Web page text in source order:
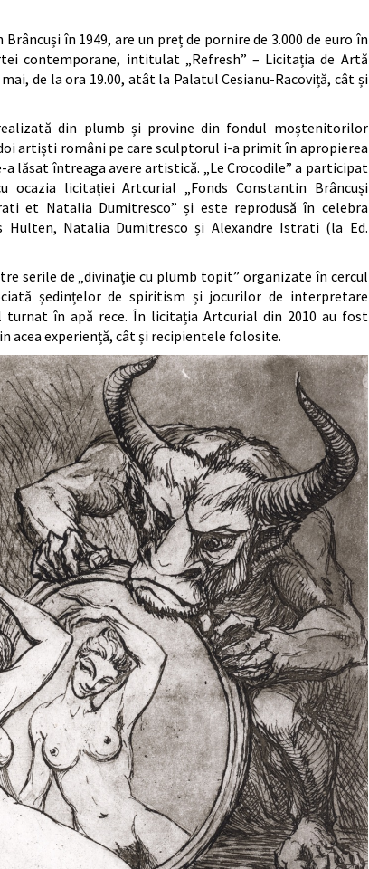
în 1949, are un preț de pornire de 3.000 de euro în
contemporane, intitulat „Refresh” – Licitația de Artă
de la ora 19.00, atât la Palatul Cesianu-Racoviță, cât și
din plumb și provine din fondul moștenitorilor
artiști români pe care sculptorul i-a primit în apropierea
lăsat întreaga avere artistică. „Le Crocodile” a participat
licitației Artcurial „Fonds Constantin Brâncuși
et Natalia Dumitresco” și este reprodusă în celebra
Hulten, Natalia Dumitresco și Alexandre Istrati (la Ed.
serile de „divinație cu plumb topit” organizate în cercul
ședințelor de spiritism și jocurilor de interpretare
în apă rece. În licitația Artcurial din 2010 au fost
experiență, cât și recipientele folosite.